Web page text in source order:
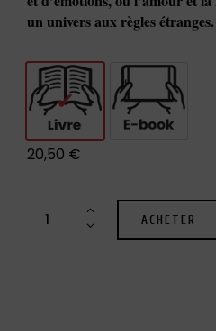
un univers aux règles étranges.
Livre E-book
20,50 €
ACHETER